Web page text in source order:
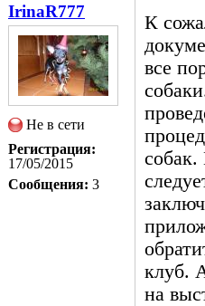
IrinaR777
Не в сети
Регистрация:
17/05/2015
Сообщения: 3
К
все
клуб.
на